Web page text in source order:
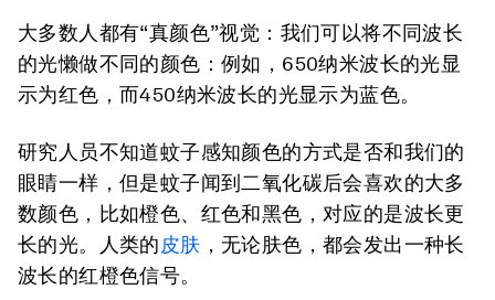
大多数人都有“真颜色”视觉：我们可以将不同波长
的光懒做不同的颜色：例如，650纳米波长的光显
示为红色，而450纳米波长的光显示为蓝色。
研究人员不知道蚊子感知颜色的方式是否和我们的
眼睛一样，但是蚊子闻到二氧化碳后会喜欢的大多
数颜色，比如橙色、红色和黑色，对应的是波长更
长的光。人类的皮肤 ，无论肤色，都会发出一种长
波长的红橙色信号。